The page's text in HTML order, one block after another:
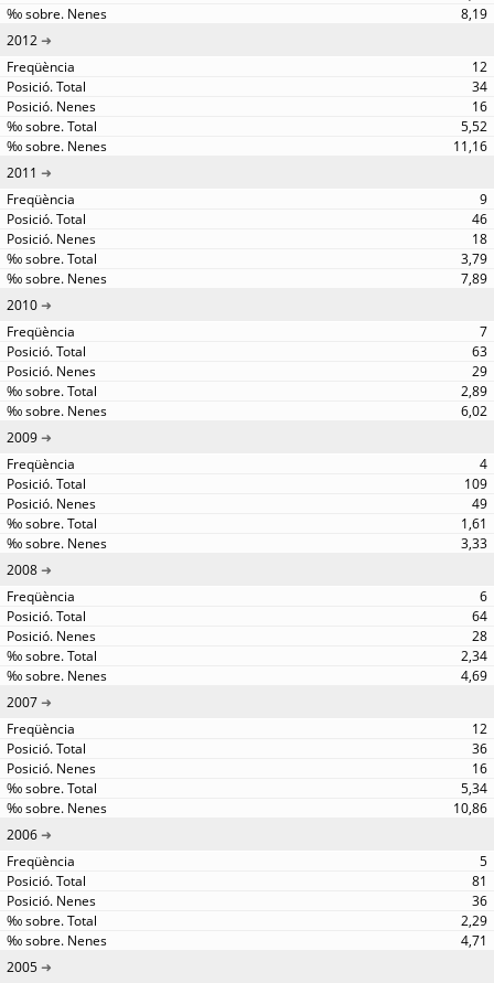
8,19
2012
12
34
16
5,52
11,16
2011
9
46
18
3,79
7,89
2010
7
63
29
2,89
6,02
2009
4
109
49
1,61
3,33
2008
6
64
28
2,34
4,69
2007
12
36
16
5,34
10,86
2006
5
81
36
2,29
4,71
2005